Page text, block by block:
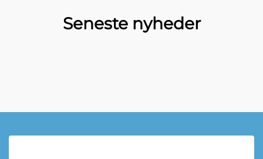
Seneste nyheder